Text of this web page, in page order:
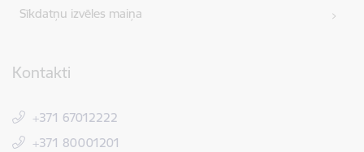
Sīkdatņu izvēles maiņa
Kontakti
+371 67012222
+371 80001201